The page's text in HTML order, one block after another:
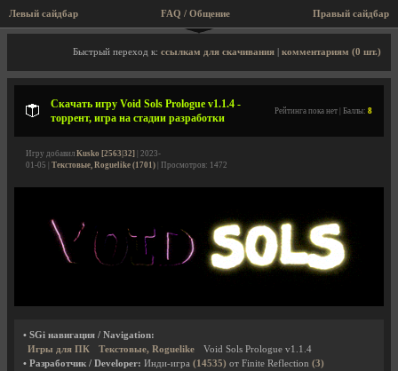
Левый сайдбар Правый сайдбар
FAQ / Общение
Описание игры, торрент, скриншоты, видео
Быстрый переход к: ссылкам для скачивания комментариям (0 шт.)
Скачать игру Void Sols Prologue v1.1.4 -
торрент, игра на стадии разработки
Рейтинга пока нет | Баллы: 8
Игру добавил Kusko [2563|32] | 2023-
01-05 | Текстовые, Roguelike (1701) | Просмотров: 1472
• SGi навигация / Navigation:
Игры для ПК
Текстовые, Roguelike
Void Sols Prologue v1.1.4
• Разработчик / Developer: Инди-игра (14535) от Finite Reflection (3)